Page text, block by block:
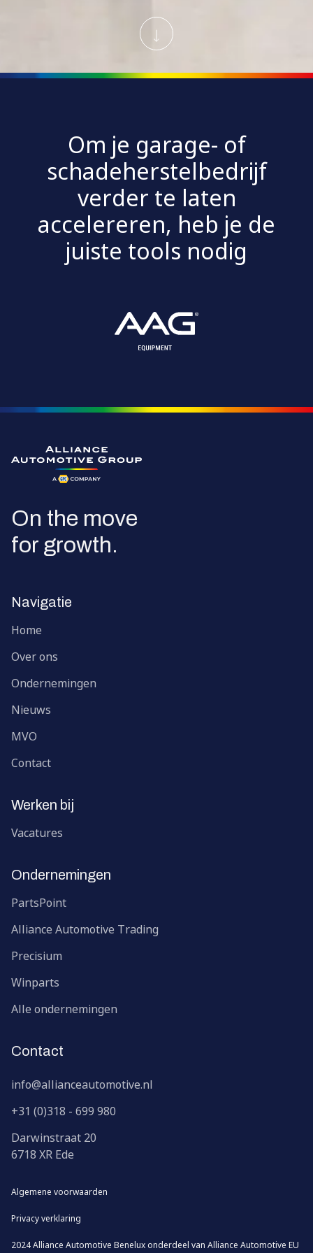
Om je garage- of
schadeherstelbedrijf
verder te laten
accelereren, heb je de
juiste tools nodig
On the move
for growth.
Navigatie
Home
Over ons
Ondernemingen
Nieuws
MVO
Contact
Werken bij
Vacatures
Ondernemingen
PartsPoint
Alliance Automotive Trading
Precisium
Winparts
Alle ondernemingen
Contact
info@allianceautomotive.nl
+31 (0)318 - 699 980
Darwinstraat 20
6718 XR Ede
Algemene voorwaarden
Privacy verklaring
2024 Alliance Automotive Benelux onderdeel van Alliance Automotive EU